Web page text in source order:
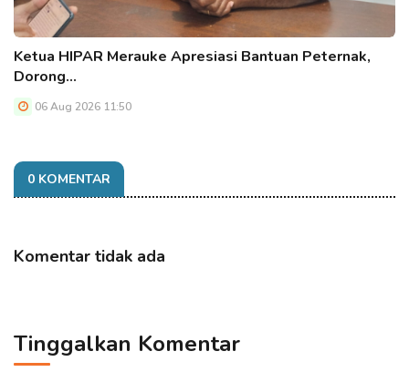
Ketua HIPAR Merauke Apresiasi Bantuan Peternak,
Dorong…
06 Aug 2026 11:50
0 KOMENTAR
Komentar tidak ada
Tinggalkan Komentar